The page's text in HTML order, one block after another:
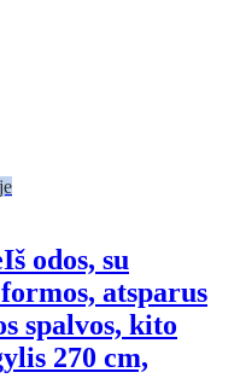
Iš odos, su
atsparus
spalvos, kito
270 cm,